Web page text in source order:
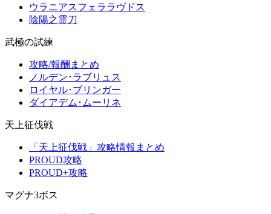
ウラニアスフェララヴドス
陰陽之霊刀
武極の試練
攻略/報酬まとめ
ノルデン･ラブリュス
ロイヤル･ブリンガー
ダイアデム･ムーリネ
天上征伐戦
「天上征伐戦」攻略情報まとめ
PROUD攻略
PROUD+攻略
マグナ3ボス